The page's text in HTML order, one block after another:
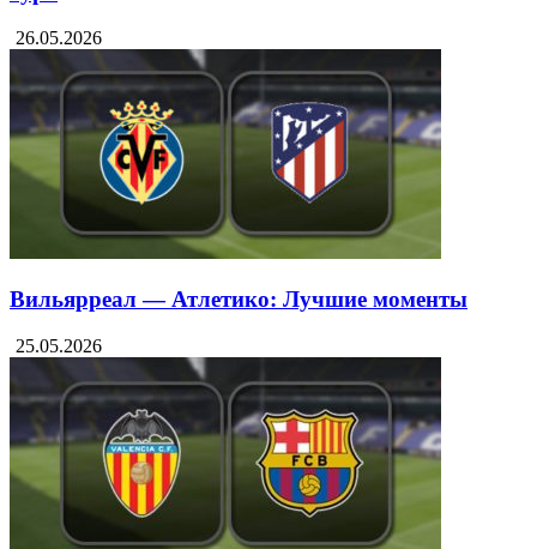
26.05.2026
Вильярреал — Атлетико: Лучшие моменты
25.05.2026